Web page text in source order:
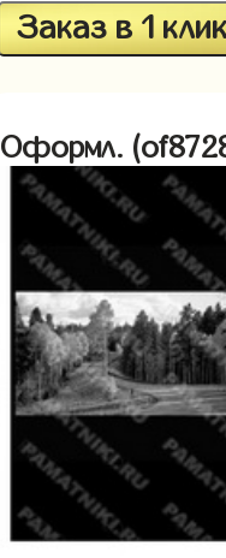
Заказ в 1
Оформл.